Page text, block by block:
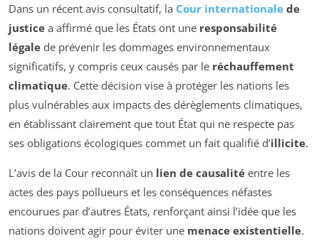
Dans un récent avis consultatif, la Cour internationale de
justice a affirmé que les États ont une responsabilité
légale de prévenir les dommages environnementaux
significatifs, y compris ceux causés par le réchauffement
climatique. Cette décision vise à protéger les nations les
plus vulnérables aux impacts des dérèglements climatiques,
en établissant clairement que tout État qui ne respecte pas
ses obligations écologiques commet un fait qualifié d’illicite.
L’avis de la Cour reconnaît un lien de causalité entre les
actes des pays pollueurs et les conséquences néfastes
encourues par d’autres États, renforçant ainsi l’idée que les
nations doivent agir pour éviter une menace existentielle.